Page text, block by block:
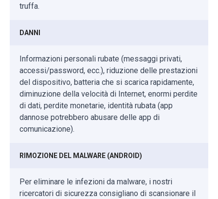
truffa.
DANNI
Informazioni personali rubate (messaggi privati,
accessi/password, ecc.), riduzione delle prestazioni
del dispositivo, batteria che si scarica rapidamente,
diminuzione della velocità di Internet, enormi perdite
di dati, perdite monetarie, identità rubata (app
dannose potrebbero abusare delle app di
comunicazione).
RIMOZIONE DEL MALWARE (ANDROID)
Per eliminare le infezioni da malware, i nostri
ricercatori di sicurezza consigliano di scansionare il